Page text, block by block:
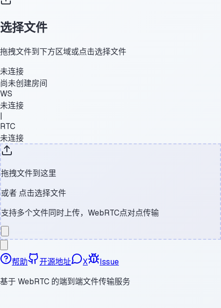
选择文件
拖拽文件到下方区域或点击选择文件
未连接
尚未创建房间
WS
未连接
|
RTC
未连接
拖拽文件到这里
或者 点击选择文件
支持多个文件同时上传，WebRTC点对点传输
帮助 开源地址 X
Issue
基于 WebRTC 的端到端文件传输服务